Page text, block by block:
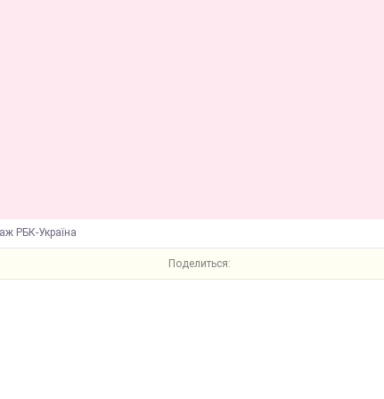
РБК-Україна
Поделиться: